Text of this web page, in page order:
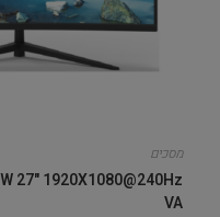
מסכים
27" 1920X1080@240Hz
VA